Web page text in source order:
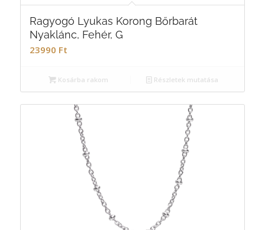
Ragyogó Lyukas Korong Bőrbarát
Nyaklánc, Fehér, G
23990 Ft
Kosárba rakom Részletek mutatása